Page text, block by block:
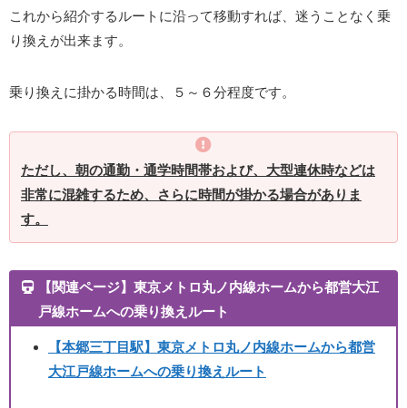
これから紹介するルートに沿って移動すれば、迷うことなく乗
り換えが出来ます。
乗り換えに掛かる時間は、５～６分程度です。
ただし、朝の通勤・通学時間帯および、大型連休時などは
非常に混雑するため、さらに時間が掛かる場合がありま
す。
【関連ページ】東京メトロ丸ノ内線ホームから都営大江
戸線ホームへの乗り換えルート
【本郷三丁目駅】 東京メトロ丸ノ内線ホームから都営
大江戸線ホームへの乗り換えルート